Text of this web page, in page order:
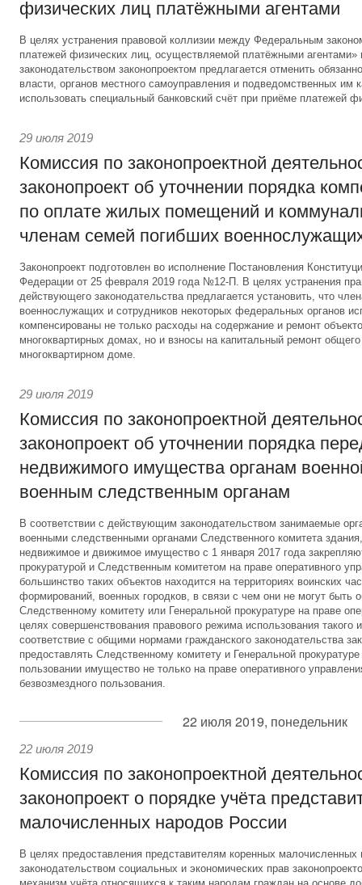
физических лиц платёжными агентами
В целях устранения правовой коллизии между Федеральным
платежей физических лиц, осуществляемой платёжными
законодательством законопроектом предлагается отменить
власти, органов местного самоуправления и подведомственных им
использовать специальный банковский счёт при приёме платежей
29 июля 2019
Комиссия по законопроектной
законопроект об уточнении порядка
по оплате жилых помещений и
членам семей погибших
Законопроект подготовлен во исполнение Постановления
Федерации от 25 февраля 2019 года №12-П. В целях устранения
действующего законодательства предлагается установить, что
военнослужащих и сотрудников некоторых федеральных органов
компенсированы не только расходы на содержание и ремонт
многоквартирных домах, но и взносы на капитальный ремонт
многоквартирном доме.
29 июля 2019
Комиссия по законопроектной
законопроект об уточнении порядка
недвижимого имущества органам
военным следственным органам
В соответствии с действующим законодательством занимаемые
военными следственными органами Следственного комитета
недвижимое и движимое имущество с 1 января 2017 года
прокуратурой и Следственным комитетом на праве оперативного
большинство таких объектов находится на территориях воинских
формирований, военных городков, в связи с чем они не могут быть
Следственному комитету или Генеральной прокуратуре на праве
целях совершенствования правового режима использования такого
соответствие с общими нормами гражданского законодательства
предоставлять Следственному комитету и Генеральной
пользовании имущество не только на праве оперативного
безвозмездного пользования.
22 июля 2019, понедельник
22 июля 2019
Комиссия по законопроектной
законопроект о порядке учёта
малочисленных народов России
В целях предоставления представителям коренных
законодательством социальных и экономических прав